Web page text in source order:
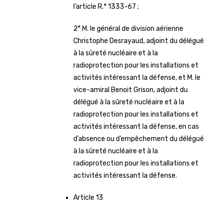
l’article R.* 1333-67 ;
2° M. le général de division aérienne
Christophe Desrayaud, adjoint du délégué
à la sûreté nucléaire et à la
radioprotection pour les installations et
activités intéressant la défense, et M. le
vice-amiral Benoit Grison, adjoint du
délégué à la sûreté nucléaire et à la
radioprotection pour les installations et
activités intéressant la défense, en cas
d’absence ou d’empêchement du délégué
à la sûreté nucléaire et à la
radioprotection pour les installations et
activités intéressant la défense.
Article 13